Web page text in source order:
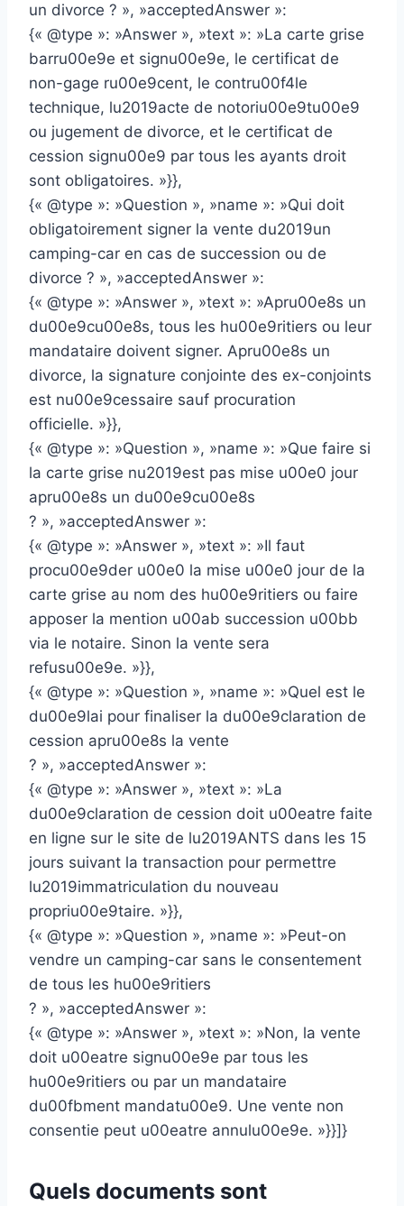
un divorce ? », »acceptedAnswer »:
{« @type »: »Answer », »text »: »La carte grise
barru00e9e et signu00e9e, le certificat de
non-gage ru00e9cent, le contru00f4le
technique, lu2019acte de notoriu00e9tu00e9
ou jugement de divorce, et le certificat de
cession signu00e9 par tous les ayants droit
sont obligatoires. »}},
{« @type »: »Question », »name »: »Qui doit
obligatoirement signer la vente du2019un
camping-car en cas de succession ou de
divorce ? », »acceptedAnswer »:
{« @type »: »Answer », »text »: »Apru00e8s un
du00e9cu00e8s, tous les hu00e9ritiers ou leur
mandataire doivent signer. Apru00e8s un
divorce, la signature conjointe des ex-conjoints
est nu00e9cessaire sauf procuration
officielle. »}},
{« @type »: »Question », »name »: »Que faire si
la carte grise nu2019est pas mise u00e0 jour
apru00e8s un du00e9cu00e8s
? », »acceptedAnswer »:
{« @type »: »Answer », »text »: »Il faut
procu00e9der u00e0 la mise u00e0 jour de la
carte grise au nom des hu00e9ritiers ou faire
apposer la mention u00ab succession u00bb
via le notaire. Sinon la vente sera
refusu00e9e. »}},
{« @type »: »Question », »name »: »Quel est le
du00e9lai pour finaliser la du00e9claration de
cession apru00e8s la vente
? », »acceptedAnswer »:
{« @type »: »Answer », »text »: »La
du00e9claration de cession doit u00eatre faite
en ligne sur le site de lu2019ANTS dans les 15
jours suivant la transaction pour permettre
lu2019immatriculation du nouveau
propriu00e9taire. »}},
{« @type »: »Question », »name »: »Peut-on
vendre un camping-car sans le consentement
de tous les hu00e9ritiers
? », »acceptedAnswer »:
{« @type »: »Answer », »text »: »Non, la vente
doit u00eatre signu00e9e par tous les
hu00e9ritiers ou par un mandataire
du00fbment mandatu00e9. Une vente non
consentie peut u00eatre annulu00e9e. »}}]}
Quels documents sont